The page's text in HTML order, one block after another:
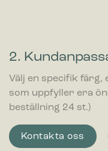
2.
Välj en specifik färg,
som uppfyller era
beställning 24 st.)
Kontakta oss